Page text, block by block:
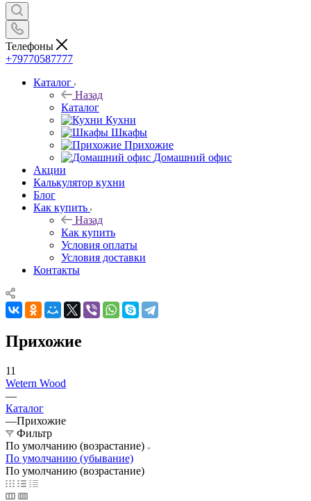
Телефоны
+79770587777
Каталог
Назад
Каталог
Кухни
Шкафы
Прихожие
Домашний офис
Акции
Калькулятор кухни
Блог
Как купить
Назад
Как купить
Условия оплаты
Условия доставки
Контакты
Прихожие
11
Wetern Wood
—
Каталог
—Прихожие
Фильтр
По умолчанию (возрастание)
По умолчанию (убывание)
По умолчанию (возрастание)